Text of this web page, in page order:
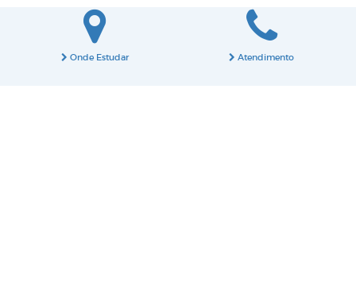
Onde Estudar Atendimento